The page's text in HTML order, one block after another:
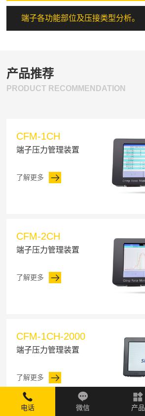
端子各功能部位及压接类型分析。
产品推荐
PRODUCT RECOMMENDATION
CFM-1CH
端子压力管理装置
了解更多
CFM-2CH
端子压力管理装置
了解更多
CFM-1CH-2000
端子压力管理装置
了解更多
电话

微信 产品